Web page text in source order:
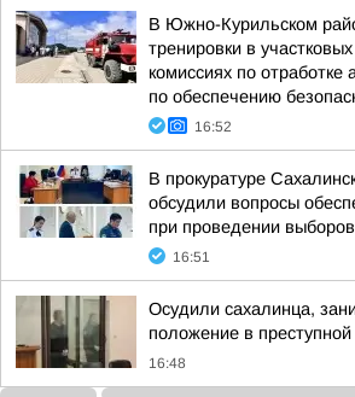
В Южно-Курильском
тренировки в
комиссиях по отработке
по обеспечению
16:52
В прокуратуре
обсудили вопросы
при проведении
16:51
Осудили сахалинца,
положение в
16:48